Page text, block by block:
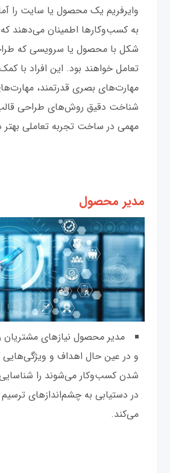
وایرفریم یک محصول یا سایت را
به کسب‌وکارها اطمینان می‌دهند که
شکل با محصول یا سرویسی که
تعامل خواهند بود. این افراد با
مهارت‌های بصری قدرتمند،
شناخت دقیق روش‌های طراحی
مهمی در ساخت تجربه تعاملی بهتر
مدیر محصول
مدیر محصول نیازهای مشتریان
و در عین حال اهداف و ویژگی‌هایی
شدن کسب‌وکار می‌شوند را شناسایی
در دستیابی به چشم‌اندازهای
می‌کند.